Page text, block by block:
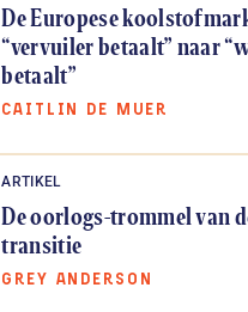
De Europese
“vervuiler betaalt” naar
betaalt”
CAITLIN DE MUER
ARTIKEL
De oorlogs-trommel van
transitie
GREY ANDERSON